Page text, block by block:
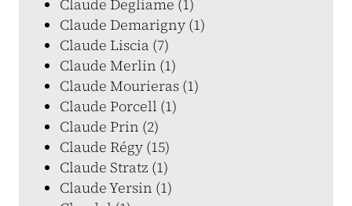
Claude Degliame (1)
Claude Demarigny (1)
Claude Liscia (7)
Claude Merlin (1)
Claude Mourieras (1)
Claude Porcell (1)
Claude Prin (2)
Claude Régy (15)
Claude Stratz (1)
Claude Yersin (1)